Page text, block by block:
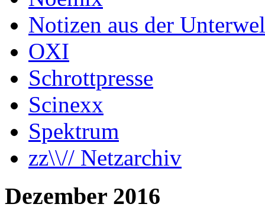
Notizen aus der
OXI
Schrottpresse
Scinexx
Spektrum
zz\\// Netzarchiv
Dezember 2016